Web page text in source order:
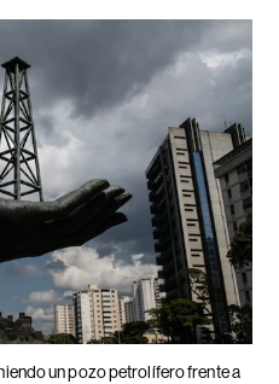
un pozo petrolífero frente a